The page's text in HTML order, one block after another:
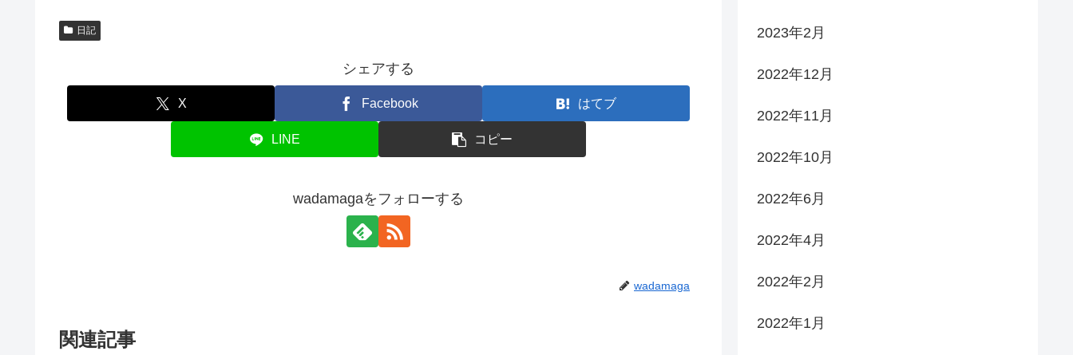
日記
シェアする
X Facebook はてブ
LINE コピー
wadamagaをフォローする
wadamaga
関連記事
2023年2月
2022年12月
2022年11月
2022年10月
2022年6月
2022年4月
2022年2月
2022年1月